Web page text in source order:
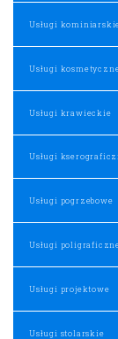
Usługi
Usługi
Usługi krawieckie
Usługi
Usługi pogrzebowe
Usługi
Usługi projektowe
Usługi stolarskie